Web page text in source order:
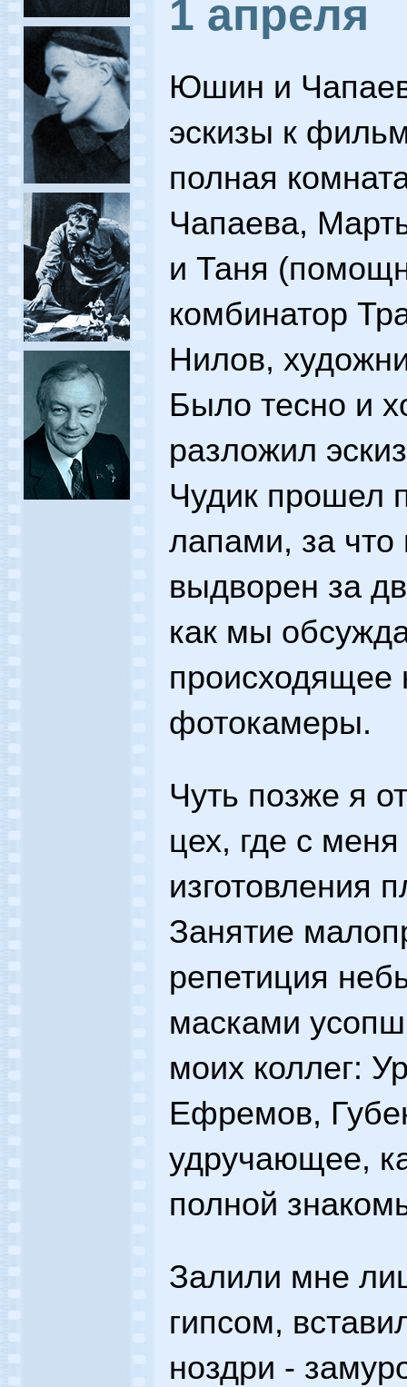
1 апреля
Юшин и
эскизы к
полная
Чапаева,
и Таня
комбинатор
Нилов,
Было тесно и
разложил
Чудик прошел
лапами, за
выдворен за
как мы
происходящее
фотокамеры.
Чуть позже я
цех, где с
изготовления
Занятие
репетиция
масками
моих коллег:
Ефремов,
удручающее,
полной
Залили мне
гипсом,
ноздри -